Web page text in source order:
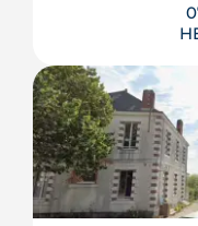
Une start-up
l'eau chaude
immeuble